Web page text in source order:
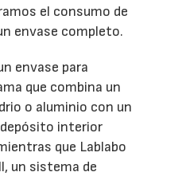
el consumo de
envase completo.
envase para
que combina un
o aluminio con un
interior
que Lablabo
un sistema de